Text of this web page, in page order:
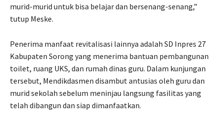
murid-murid untuk bisa belajar dan bersenang-senang,”
tutup Meske.
Penerima manfaat revitalisasi lainnya adalah SD Inpres 27
Kabupaten Sorong yang menerima bantuan pembangunan
toilet, ruang UKS, dan rumah dinas guru. Dalam kunjungan
tersebut, Mendikdasmen disambut antusias oleh guru dan
murid sekolah sebelum meninjau langsung fasilitas yang
telah dibangun dan siap dimanfaatkan.